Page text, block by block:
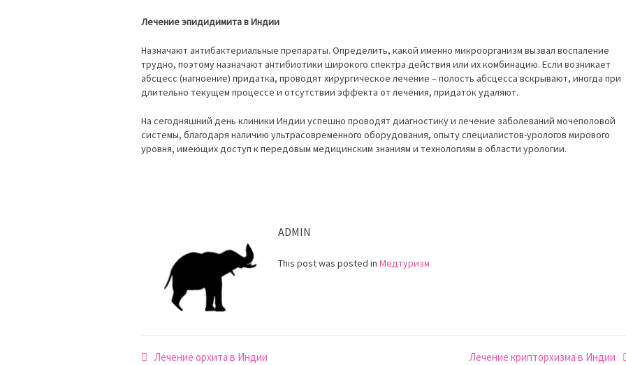
Лечение эпидидимита в Индии
Назначают антибактериальные препараты. Определить, какой именно микроорганизм вызвал воспаление
трудно, поэтому назначают антибиотики широкого спектра действия или их комбинацию. Если возникает
абсцесс (нагноение) придатка, проводят хирургическое лечение – полость абсцесса вскрывают, иногда при
длительно текущем процессе и отсутствии эффекта от лечения, придаток удаляют.
На сегодняшний день клиники Индии успешно проводят диагностику и лечение заболеваний мочеполовой
системы, благодаря наличию ультрасовременного оборудования, опыту специалистов-урологов мирового
уровня, имеющих доступ к передовым медицинским знаниям и технологиям в области урологии.
ADMIN
This post was posted inМедтуризм
Навигация
Лечение орхита в Индии Лечение крипторхизма в Индии